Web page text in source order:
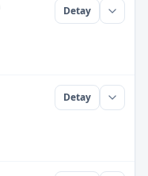
Detay
Detay